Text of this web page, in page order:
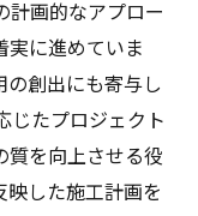
計画的なアプロー
実に進めていま
の創出にも寄与し
じたプロジェクト
質を向上させる役
映した施工計画を